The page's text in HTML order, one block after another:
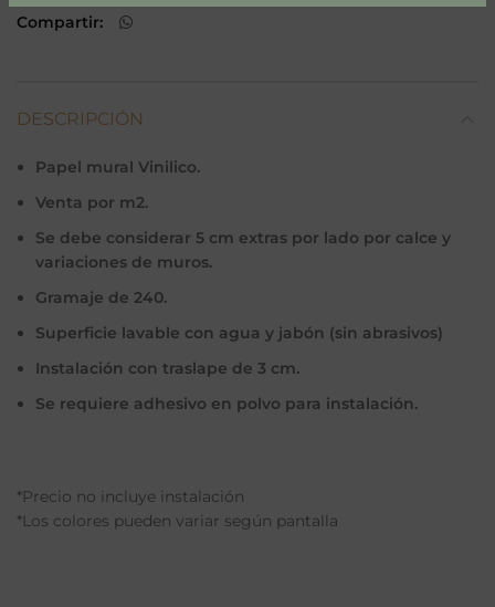
Compartir
DESCRIPCIÓN
Papel mural Vinilico.
Venta por m2.
Se debe considerar 5 cm extras por lado por calce y
variaciones de muros.
Gramaje de 240.
Superficie lavable con agua y jabón (sin abrasivos)
Instalación con traslape de 3 cm.
Se requiere adhesivo en polvo para instalación.
*Precio no incluye instalación
*Los colores pueden variar según pantalla